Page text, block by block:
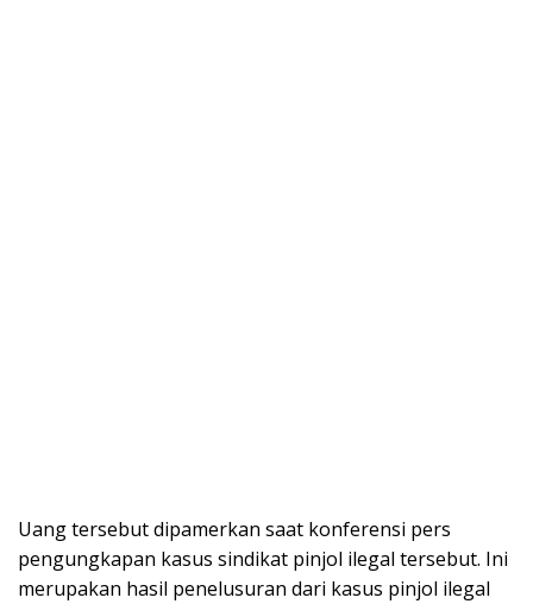
Uang tersebut dipamerkan saat konferensi pers
pengungkapan kasus sindikat pinjol ilegal tersebut. Ini
merupakan hasil penelusuran dari kasus pinjol ilegal